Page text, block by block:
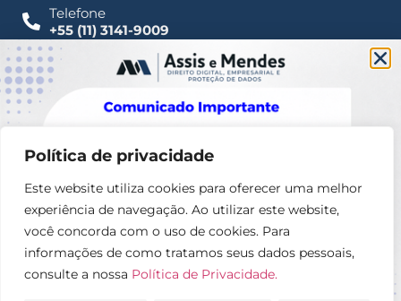
Política de privacidade
Este website utiliza cookies para oferecer uma melhor
experiência de navegação. Ao utilizar este website,
você concorda com o uso de cookies. Para
informações de como tratamos seus dados pessoais,
consulte a nossa Política de Privacidade.
Telefone
+55 (11) 3141-9009
Imprensa
Fale Conosco
contato@assisemendes.com.br
Alameda Santos, 1165 Paulista - CEP 01419-001 -
SP